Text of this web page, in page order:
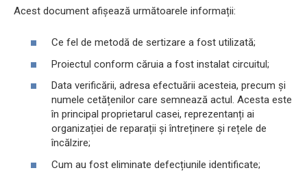
Acest document afișează următoarele informații:
Ce fel de metodă de sertizare a fost utilizată;
Proiectul conform căruia a fost instalat circuitul;
Data verificării, adresa efectuării acesteia, precum și
numele cetățenilor care semnează actul. Acesta este
în principal proprietarul casei, reprezentanți ai
organizației de reparații și întreținere și rețele de
încălzire;
Cum au fost eliminate defecțiunile identificate;